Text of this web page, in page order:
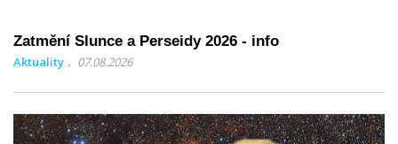
Zatmění Slunce a Perseidy 2026 - info
Aktuality 07.08.2026